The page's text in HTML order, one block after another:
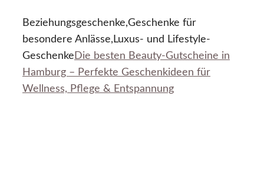
Beziehungsgeschenke,Geschenke für
besondere Anlässe,Luxus- und Lifestyle-
Geschenke Die besten Beauty-Gutscheine in
Hamburg – Perfekte Geschenkideen für
Wellness, Pflege & Entspannung